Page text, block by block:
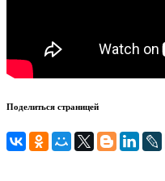
Поделиться страницей